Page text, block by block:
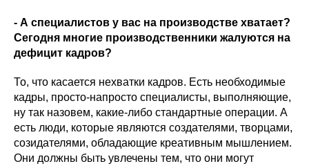
- А специалистов у вас на производстве хватает?
Сегодня многие производственники жалуются на
дефицит кадров?
То, что касается нехватки кадров. Есть необходимые
кадры, просто-напросто специалисты, выполняющие,
ну так назовем, какие-либо стандартные операции. А
есть люди, которые являются создателями, творцами,
созидателями, обладающие креативным мышлением.
Они должны быть увлечены тем, что они могут